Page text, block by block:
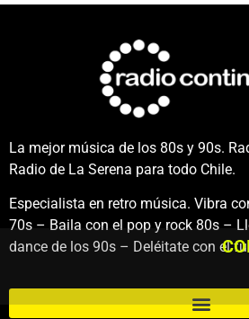
La mejor música de los 80s y 90s.
Radio de La Serena para todo Chile.
Especialista en retro música. Vibra
70s – Baila con el pop y rock 80s –
dance de los 90s – Deléitate con el